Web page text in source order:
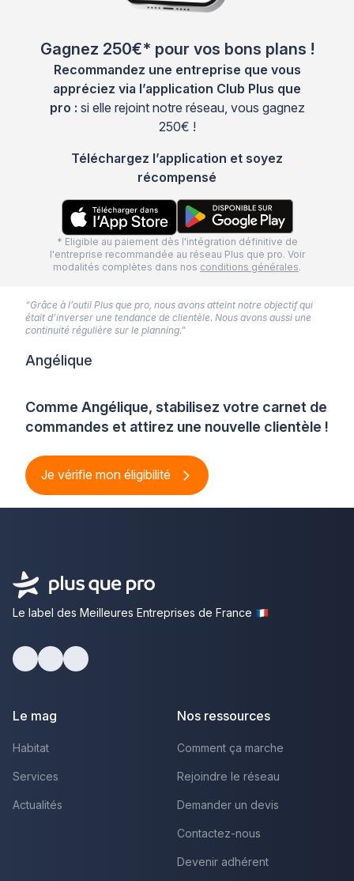
Gagnez 250€* pour vos bons plans !
Recommandez une entreprise que vous
appréciez via l’application Club Plus que
pro : si elle rejoint notre réseau, vous gagnez
250€ !
Téléchargez l’application et soyez
récompensé
* Eligible au paiement dès l'intégration définitive de
l'entreprise recommandée au réseau Plus que pro. Voir
modalités complètes dans nos conditions générales.
Comme Angélique, stabilisez votre carnet de
commandes et attirez une nouvelle clientèle !
Je vérifie mon éligibilité
“Grâce à l’outil Plus que pro, nous avons atteint notre objectif qui
était d’inverser une tendance de clientèle. Nous avons aussi une
continuité régulière sur le planning.”
Angélique
Le label des Meilleures Entreprises de France
Le mag
Habitat
Services
Actualités
Nos ressources
Comment ça marche
Rejoindre le réseau
Demander un devis
Contactez-nous
Devenir adhérent